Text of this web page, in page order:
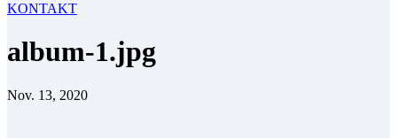
KONTAKT
album-1.jpg
Nov. 13, 2020